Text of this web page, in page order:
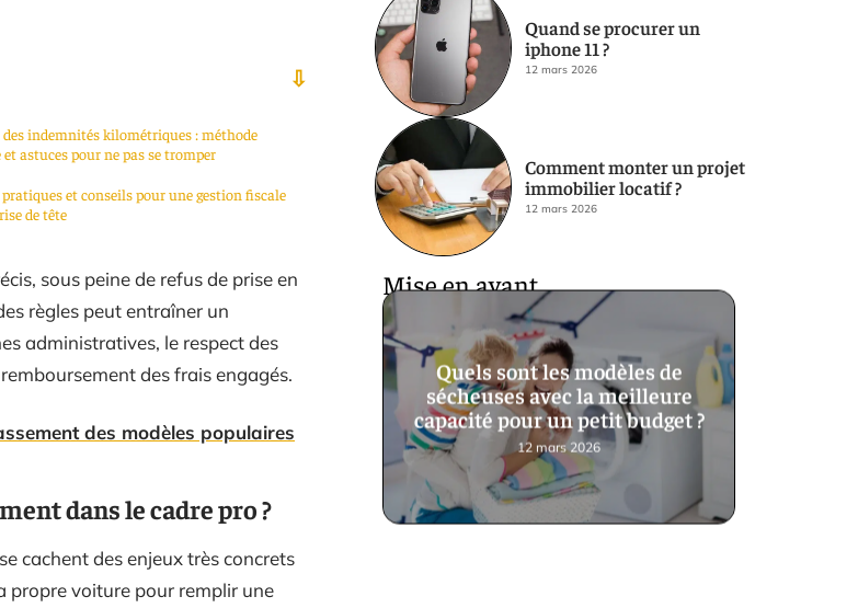
indemnités kilométriques : méthode
astuces pour ne pas se tromper
et conseils pour une gestion fiscale
de tête
sous peine de refus de prise en
règles peut entraîner un
administratives, le respect des
des frais engagés.
des modèles populaires
dans le cadre pro ?
cachent des enjeux très concrets
propre voiture pour remplir une
Quand se procurer un
iphone 11 ?
12 mars 2026
Comment monter un projet
immobilier locatif ?
12 mars 2026
Mise en avant
Quels sont les modèles de
sécheuses avec la meilleure
capacité pour un petit budget ?
12 mars 2026